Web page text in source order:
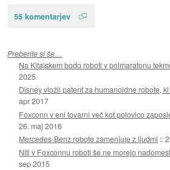
55 komentarjev
Preberite si še…
Na Kitajskem bodo roboti v polmaratonu
2025
Disney vložil patent za humanoidne robote,
apr 2017
Foxconn v eni tovarni več kot polovico
26. maj 2016
Mercedes-Benz robote zamenjuje z ljudmi ::
Niti v Foxconnu roboti še ne morejo
sep 2015